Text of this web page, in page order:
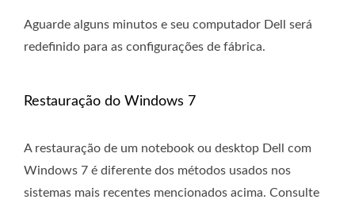
Aguarde alguns minutos e seu computador Dell será
redefinido para as configurações de fábrica.
Restauração do Windows 7
A restauração de um notebook ou desktop Dell com
Windows 7 é diferente dos métodos usados ​​nos
sistemas mais recentes mencionados acima. Consulte